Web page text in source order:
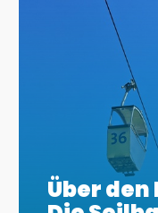
Über den